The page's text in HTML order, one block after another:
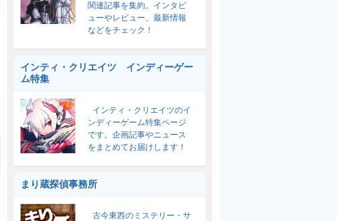
関連記事を集約。インタビ
ューやレビュー、最新情報
などをチェック！
インティ・クリエイツ インディーゲー
ム特集
インティ・クリエイツのイ
ンディーゲーム特集ページ
です。企画記事やニュース
をまとめてお届けします！
まり蔵探偵事務所
古今東西のミステリー・サ